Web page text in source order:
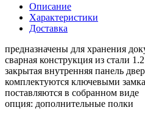
Описание
Характеристики
Доставка
предназначены для хранения
сварная конструкция из стали
закрытая внутренняя панель
комплектуются ключевыми
поставляются в собранном виде
опция: дополнительные полки